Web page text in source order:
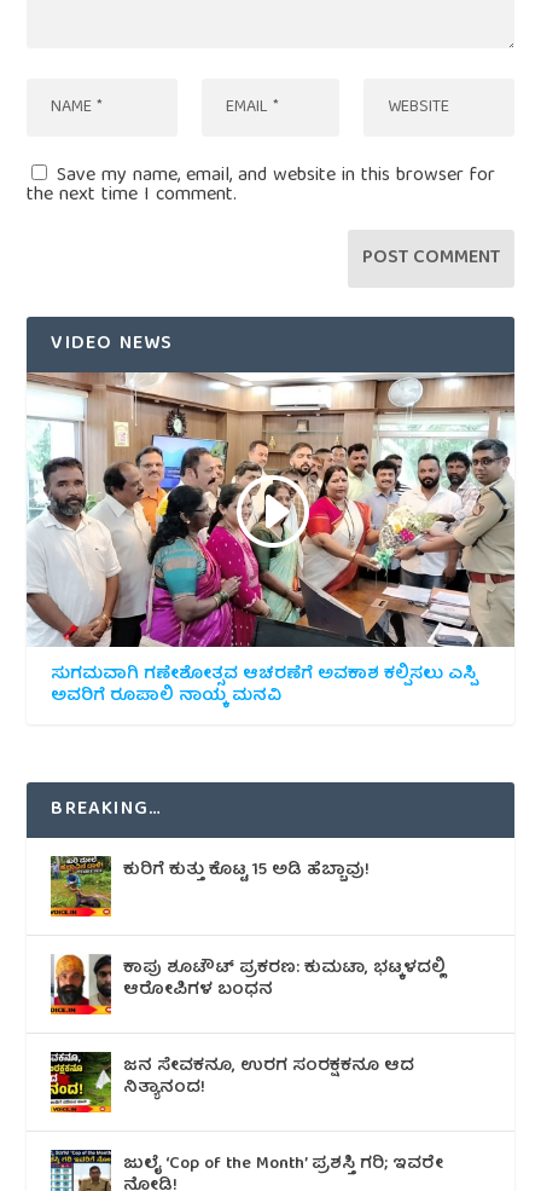
Save my name, email, and website in this browser for
the next time I comment.
VIDEO NEWS
ಸುಗಮವಾಗಿ ಗಣೇಶೋತ್ಸವ ಆಚರಣೆಗೆ ಅವಕಾಶ ಕಲ್ಪಿಸಲು ಎಸ್ಪಿ
ಅವರಿಗೆ ರೂಪಾಲಿ ನಾಯ್ಕ ಮನವಿ
BREAKING…
ಕುರಿಗೆ ಕುತ್ತು ಕೊಟ್ಟ 15 ಅಡಿ ಹೆಬ್ಬಾವು!
ಕಾಪು ಶೂಟೌಟ್‌ ಪ್ರಕರಣ: ಕುಮಟಾ, ಭಟ್ಕಳದಲ್ಲಿ
ಆರೋಪಿಗಳ ಬಂಧನ
ಜನ ಸೇವಕನೂ, ಉರಗ ಸಂರಕ್ಷಕನೂ ಆದ
ನಿತ್ಯಾನಂದ!
ಜುಲೈ ‘Cop of the Month’ ಪ್ರಶಸ್ತಿ ಗರಿ; ಇವರೇ